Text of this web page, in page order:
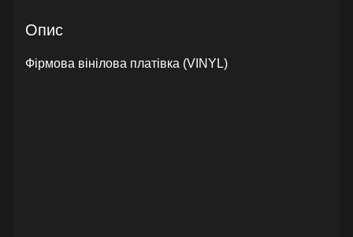
Опис
Фірмова вінілова платівка (VINYL)